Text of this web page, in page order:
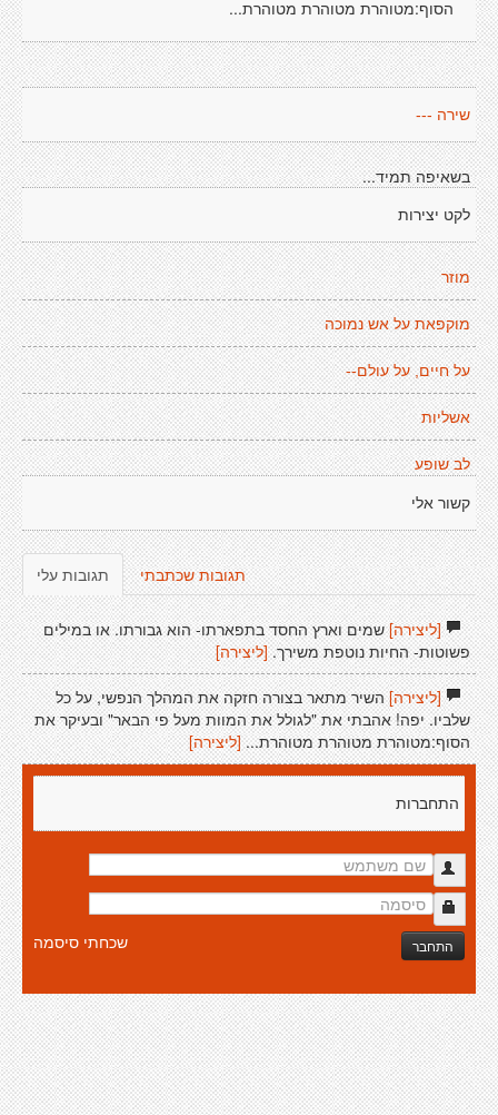
הסוף:מטוהרת מטוהרת מטוהרת...
שירה ---
בשאיפה תמיד...
לקט יצירות
מוזר
מוקפאת על אש נמוכה
על חיים, על עולם--
אשליות
לב שופע
קשור אלי
תגובות עלי תגובות שכתבתי
[ליצירה]שמים וארץ החסד בתפארתו- הוא גבורתו. או במילים
פשוטות- החיות נוטפת משירך. [ליצירה]
[ליצירה]השיר מתאר בצורה חזקה את המהלך הנפשי, על כל
שלביו. יפה! אהבתי את "לגולל את המוות מעל פי הבאר" ובעיקר את
הסוף:מטוהרת מטוהרת מטוהרת... [ליצירה]
התחברות
התחבר שכחתי סיסמה